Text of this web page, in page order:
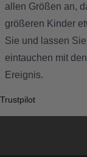
allen Größen an,
größeren Kinder
Sie und lassen
eintauchen mit
Ereignis.
Trustpilot